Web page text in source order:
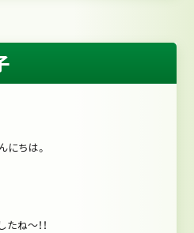
にちは。
ね～！！